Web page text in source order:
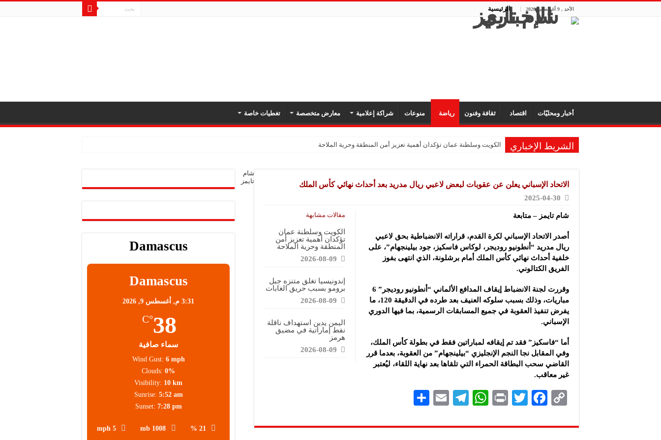
الأحد , 9 أغسطس 2026 الرئيسية
أخبار ومحليّات اقتصاد ثقافة وفنون رياضة منوعات شراكة إعلامية معارض متخصصة تغطيات خاصة
الشريط الإخباري الكويت وسلطنة عمان تؤكدان أهمية تعزيز أمن المنطقة وحرية الملاحة
الاتحاد الإسباني يعلن عن عقوبات لبعض لاعبي ريال مدريد بعد أحداث نهائي كأس الملك
2025-04-30
مقالات مشابهة
الكويت وسلطنة عمان
تؤكدان أهمية تعزيز أمن
المنطقة وحرية الملاحة
2026-08-09
إندونيسيا تغلق متنزه جبل
برومو بسبب حريق الغابات
2026-08-09
اليمن يدين استهداف ناقلة
نفط إماراتية في مضيق
هرمز
2026-08-09
شام تايمز – متابعة
أصدر الاتحاد الإسباني لكرة القدم، قراراته الانضباطية بحق لاعبي
ريال مدريد “أنطونيو روديجر، لوكاس فاسكيز، جود بيلينجهام”، على
خلفية أحداث نهائي كأس الملك أمام برشلونة، الذي انتهى بفوز
الفريق الكتالوني.
وقررت لجنة الانضباط إيقاف المدافع الألماني “أنطونيو روديجر” 6
مباريات، وذلك بسبب سلوكه العنيف بعد طرده في الدقيقة 120، ما
يفرض تنفيذ العقوبة في جميع المسابقات الرسمية، بما فيها الدوري
الإسباني.
أما “فاسكيز” فقد تم إيقافه لمباراتين فقط في بطولة كأس الملك،
وفي المقابل نجا النجم الإنجليزي “بيلينجهام” من العقوبة، بعدما قرر
القاضي سحب البطاقة الحمراء التي تلقاها بعد نهاية اللقاء، ليُعتبر
غير معاقب.
C
p
F
eb
T
tt
P
nt
W
at
Te
gr
E
ai
ar
Damascus
Damascus
3:31 م, أغسطس 9, 2026
38
°C
سماء صافية
21 %
1008 mb
5 mph
Wind Gust: 6 mph
Clouds: 0%
Visibility: 10 km
Sunrise: 5:52 am
Sunset: 7:28 pm
شام
تايمز